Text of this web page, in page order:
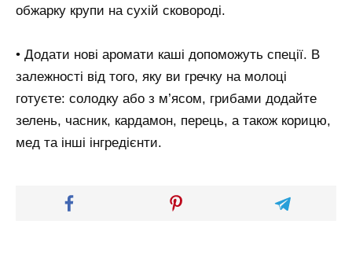
обжарку крупи на сухій сковороді.
• Додати нові аромати каші допоможуть спеції. В
залежності від того, яку ви гречку на молоці
готуєте: солодку або з м’ясом, грибами додайте
зелень, часник, кардамон, перець, а також корицю,
мед та інші інгредієнти.